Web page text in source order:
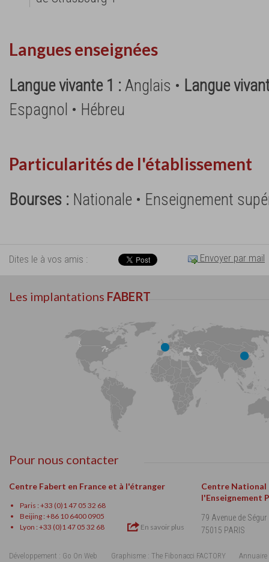
Langues enseignées
Langue vivante 1 :Anglais • Langue
Espagnol • Hébreu
Particularités de l'établissement
Bourses : Nationale • Enseignement
Dites le à vos amis : Envoyer par mail
Les implantations FABERT
Pour nous contacter
Centre Fabert en France et à l'étranger
Paris : +33 (0)1 47 05 32 68
Beijing : +86 10 6400 0905
Lyon : +33 (0)1 47 05 32 68
En savoir plus
Centre National
l'Enseignement
79 Avenue de Ségur
75015 PARIS
Développement : Go On Web Graphisme : The Fibonacci FACTORY
Annuaire